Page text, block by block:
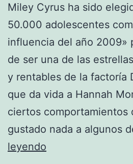
Miley Cyrus ha sido
50.000 adolescentes
influencia del año 2009»
de ser una de las
y rentables de la factoría
que da vida a Hannah
ciertos comportamientos
gustado nada a algunos
leyendo